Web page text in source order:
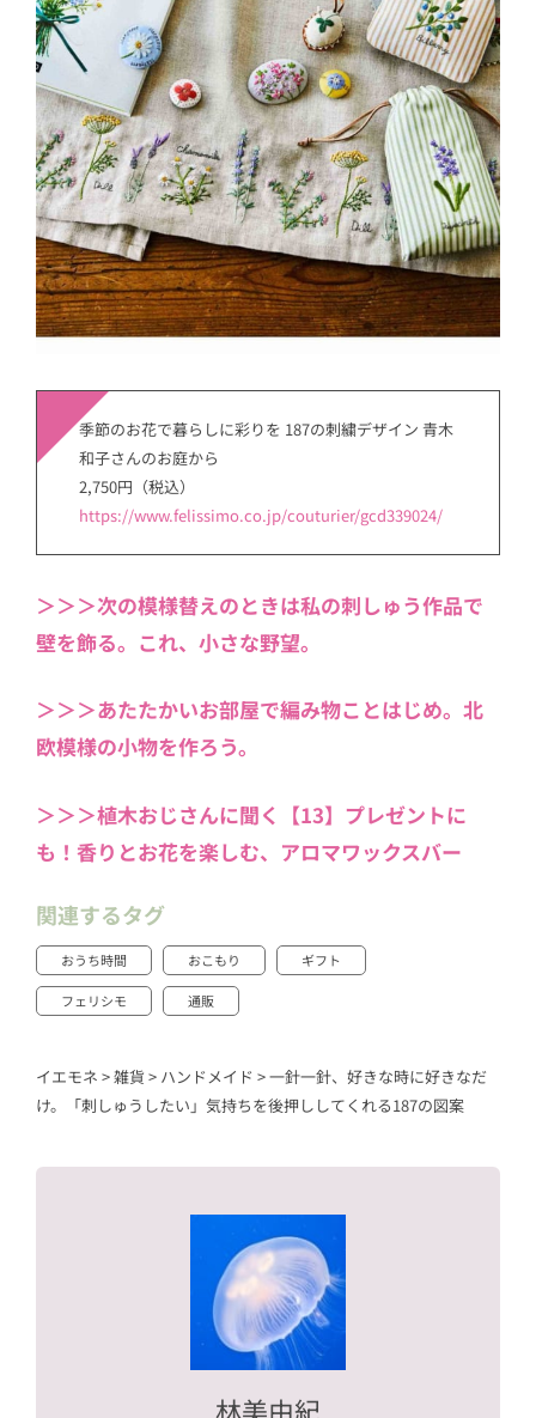
季節のお花で暮らしに彩りを 187の刺繍デザイン 青木
和子さんのお庭から
2,750円（税込）
https://www.felissimo.co.jp/couturier/gcd339024/
＞＞＞次の模様替えのときは私の刺しゅう作品で
壁を飾る。これ、小さな野望。
＞＞＞あたたかいお部屋で編み物ことはじめ。北
欧模様の小物を作ろう。
＞＞＞植木おじさんに聞く【13】プレゼントに
も！香りとお花を楽しむ、アロマワックスバー
関連するタグ
おうち時間 おこもり ギフト
フェリシモ 通販
イエモネ >雑貨 > ハンドメイド >一針一針、好きな時に好きなだ
け。「刺しゅうしたい」気持ちを後押ししてくれる187の図案
林美由紀